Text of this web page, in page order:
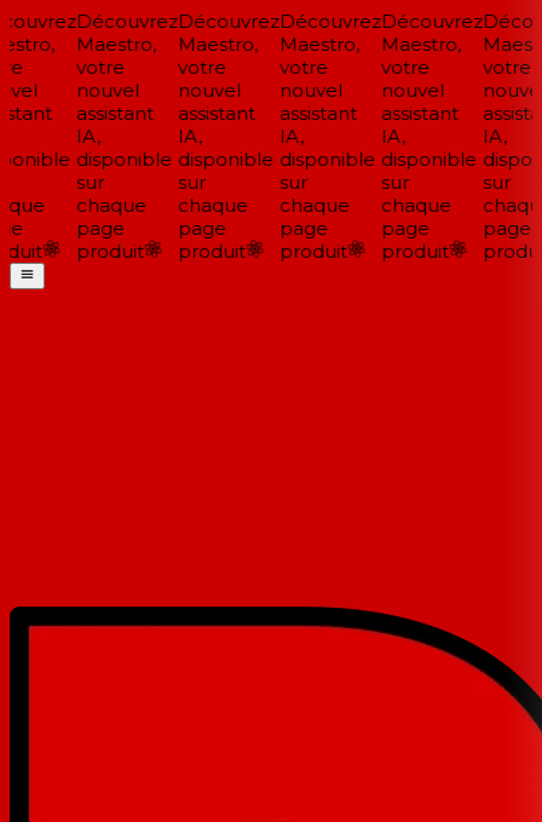
Découvrez
Maestro,
votre
nouvel
assistant
IA,
disponible
sur
chaque
page
produit
Découvrez
Maestro,
votre
nouvel
assistant
IA,
disponible
sur
chaque
page
produit
Découvrez
Maestro,
votre
nouvel
assistant
IA,
disponible
sur
chaque
page
produit
Découvrez
Maestro,
votre
nouvel
assistant
IA,
disponible
sur
chaque
page
produit
votre
nouvel
IA,
sur
page
produit